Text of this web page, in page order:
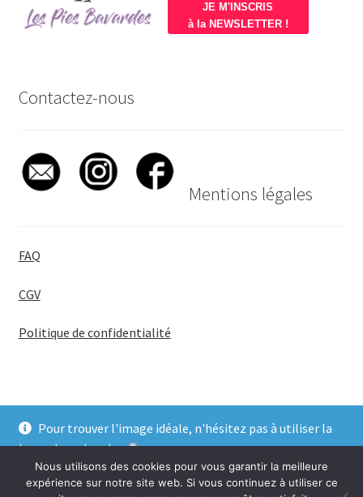
Pour trouver l'image idéale, n'hésitez pas à utiliser la
barre de recherche
Ignorer
JE M'INSCRIS
à la NEWSLETTER !
Contactez-nous
Mentions légales
FAQ
CGV
Politique de confidentialité
© BadgeGirl® 2026
Nous utilisons des cookies pour vous garantir la meilleure
expérience sur notre site web. Si vous continuez à utiliser ce